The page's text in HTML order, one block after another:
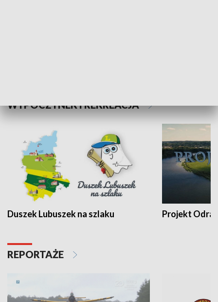
WYPOCZYNEK I REKREACJA
Duszek Lubuszek na szlaku Projekt Odra
REPORTAŻE